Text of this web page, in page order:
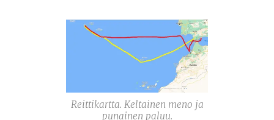
Reittikartta. Keltainen meno ja
punainen paluu.